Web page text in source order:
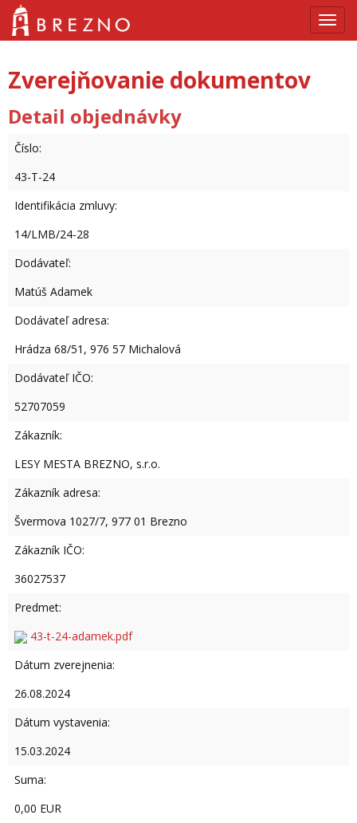
Zverejňovanie dokumentov
Detail objednávky
Číslo:
43-T-24
Identifikácia zmluvy:
14/LMB/24-28
Dodávateľ:
Matúš Adamek
Dodávateľ adresa:
Hrádza 68/51, 976 57 Michalová
Dodávateľ IČO:
52707059
Zákazník:
LESY MESTA BREZNO, s.r.o.
Zákazník adresa:
Švermova 1027/7, 977 01 Brezno
Zákazník IČO:
36027537
Predmet:
43-t-24-adamek.pdf
Dátum zverejnenia:
26.08.2024
Dátum vystavenia:
15.03.2024
Suma:
0,00 EUR